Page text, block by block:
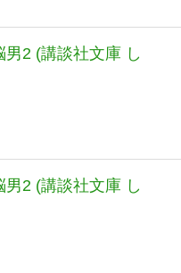
2 (講談社文庫 し
2 (講談社文庫 し